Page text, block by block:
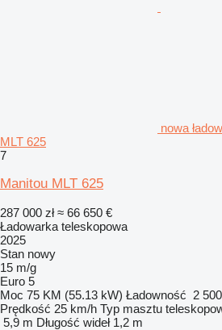
nowa
MLT 625
7
Manitou MLT 625
287 000 zł ≈ 66 650 €
Ładowarka teleskopowa
2025
Stan nowy
15 m/g
Euro 5
Moc 75 KM (55.13 kW) Ładowność 2
Prędkość 25 km/h Typ masztu
5,9 m Długość wideł 1,2 m